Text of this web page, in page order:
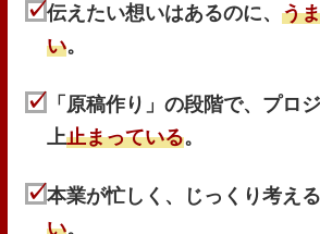
伝えたい想いはあるのに、 う
い。
「原稿作り」の段階で、プロ
上止まっている。
本業が忙しく、じっくり考える
い。